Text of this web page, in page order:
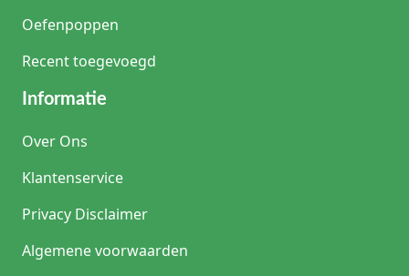
Oefenpoppen
Recent toegevoegd
Informatie
Over Ons
Klantenservice
Privacy Disclaimer
Algemene voorwaarden